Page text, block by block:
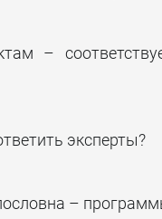
–
эксперты?
–